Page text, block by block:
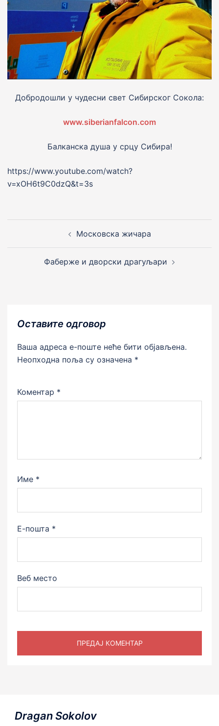
Добродошли у чудесни свет Сибирског Сокола:
www.siberianfalcon.com
Балканска душа у срцу Сибира!
https://www.youtube.com/watch?
v=xOH6t9C0dzQ&t=3s
Post
Московска жичара
Фаберже и дворски драгуљари
Оставите одговор
Ваша адреса е-поште неће бити објављена.
Неопходна поља су означена *
Коментар *
Име *
Е-пошта *
Веб место
Dragan Sokolov